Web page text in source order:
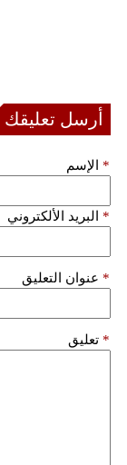
أرسل تعليقك
الإسم *
البريد الألكتروني *
عنوان التعليق *
تعليق *